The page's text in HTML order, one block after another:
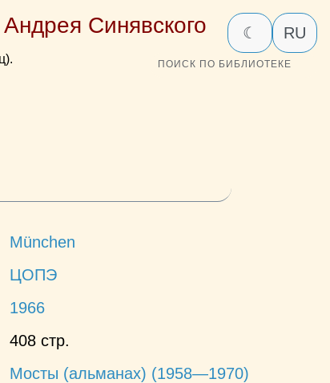
Синявского ☾ RU
ПОИСК ПО БИБЛИОТЕКЕ
München
ЦОПЭ
1966
408 стр.
Мосты (альманах) (1958—1970)